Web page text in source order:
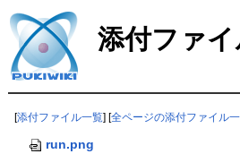
添付ファ
[添付ファイル一覧] [全ページの添付ファイル
run.png